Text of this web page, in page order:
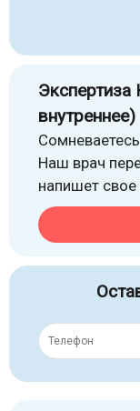
Экспертиза
внутреннее)
Наш врач
напишет